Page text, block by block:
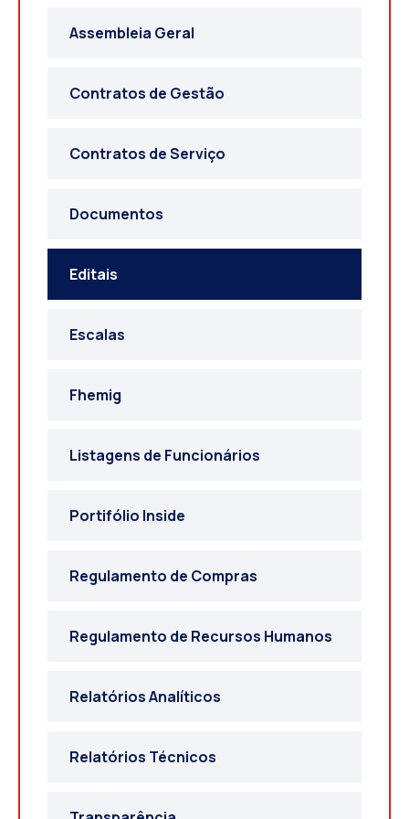
Assembleia Geral
Contratos de Gestão
Contratos de Serviço
Documentos
Editais
Escalas
Fhemig
Listagens de Funcionários
Portifólio Inside
Regulamento de Compras
Regulamento de Recursos Humanos
Relatórios Analíticos
Relatórios Técnicos